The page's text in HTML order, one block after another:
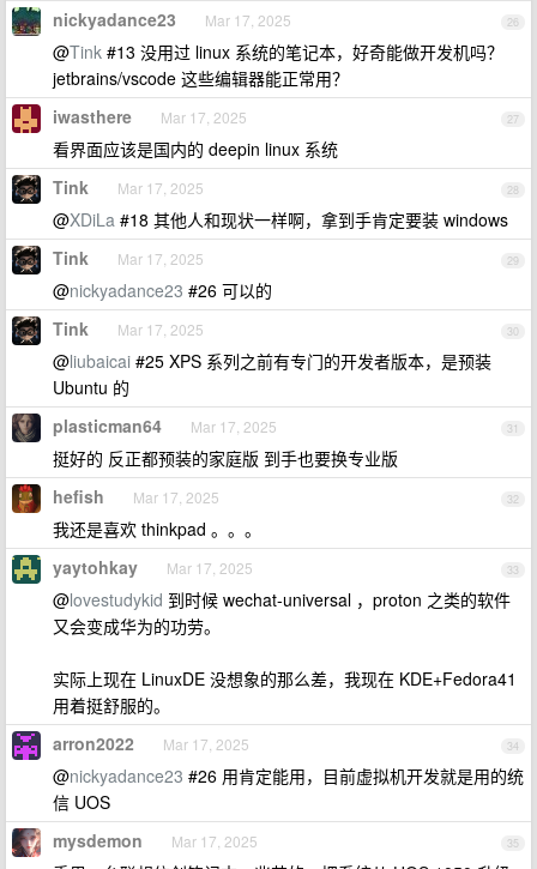
26
nickyadance23 Mar 17, 2025
@Tink #13 没用过 linux 系统的笔记本，好奇能做开发机吗？
jetbrains/vscode 这些编辑器能正常用？
27
iwasthere Mar 17, 2025
看界面应该是国内的 deepin linux 系统
28
Tink Mar 17, 2025
@XDiLa #18 其他人和现状一样啊，拿到手肯定要装 windows
29
Tink Mar 17, 2025
@nickyadance23 #26 可以的
30
Tink Mar 17, 2025
@liubaicai #25 XPS 系列之前有专门的开发者版本，是预装
Ubuntu 的
31
plasticman64 Mar 17, 2025
挺好的 反正都预装的家庭版 到手也要换专业版
32
hefish Mar 17, 2025
我还是喜欢 thinkpad 。。。
33
yaytohkay Mar 17, 2025
@lovestudykid 到时候 wechat-universal ，proton 之类的软件
又会变成华为的功劳。
实际上现在 LinuxDE 没想象的那么差，我现在 KDE+Fedora41
用着挺舒服的。
34
arron2022 Mar 17, 2025
@nickyadance23 #26 用肯定能用，目前虚拟机开发就是用的统
信 UOS
35
mysdemon Mar 17, 2025